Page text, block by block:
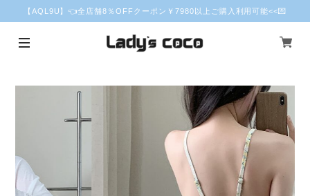
【AQL9U】👈全店舗8％OFFクーポン￥7980以上ご購入利用可能<<💌